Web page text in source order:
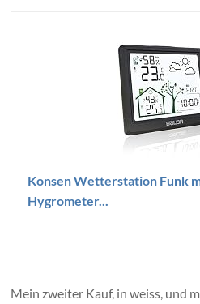
Konsen Wetterstation Funk
Hygrometer...
Mein zweiter Kauf, in weiss, und